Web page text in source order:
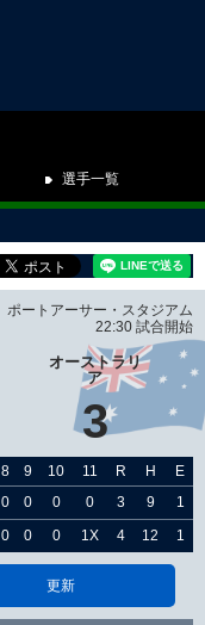
選手一覧
ポートアーサー・スタジアム
22:30 試合開始
オーストラリ
ア
3
8 9 10 11 R H
E
0 0 0 0 3 9
1
0 0 0 1X 4 12 1
更新